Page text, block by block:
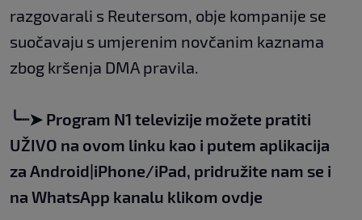
razgovarali s Reutersom, obje kompanije se
suočavaju s umjerenim novčanim kaznama
zbog kršenja DMA pravila.
╰┈➤ Program N1 televizije možete pratiti
UŽIVO na ovom linku kao i putem aplikacija
za Android|iPhone/iPad, pridružite nam se i
na WhatsApp kanalu klikom ovdje